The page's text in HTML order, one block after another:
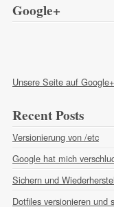
Google+
Unsere Seite auf Google+
Recent Posts
Versionierung von /etc
Google hat mich
Sichern und
Dotfiles versionieren und